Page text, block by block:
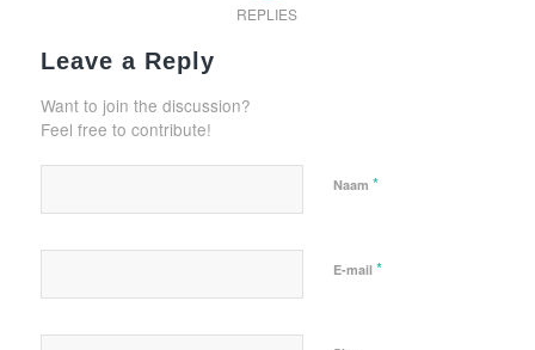
REPLIES
Leave a Reply
Want to join the discussion?
Feel free to contribute!
Naam *
E-mail *